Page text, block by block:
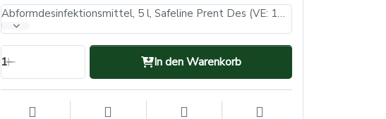
Abformdesinfektionsmittel, 5 l, Safeline Prent Des (VE: 1, Inhalt: 5 Liter)
1 In den Warenkorb